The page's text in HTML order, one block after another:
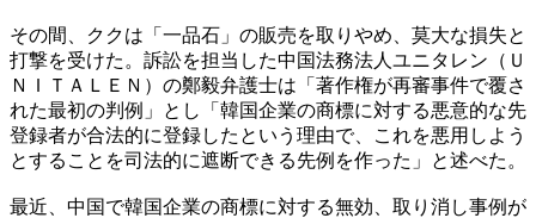
その間、ククは「一品石」の販売を取りやめ、莫大な損失と
打撃を受けた。訴訟を担当した中国法務法人ユニタレン（Ｕ
ＮＩＴＡＬＥＮ）の鄭毅弁護士は「著作権が再審事件で覆さ
れた最初の判例」とし「韓国企業の商標に対する悪意的な先
登録者が合法的に登録したという理由で、これを悪用しよう
とすることを司法的に遮断できる先例を作った」と述べた。
最近、中国で韓国企業の商標に対する無効、取り消し事例が